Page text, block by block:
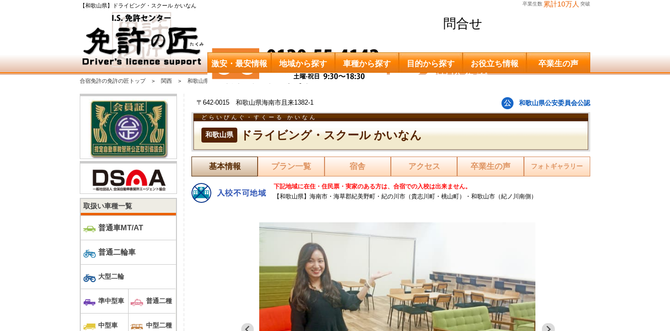
【和歌山県】ドライビング・スクール かいなん 卒業生数 累計10万人 突破
問合せ
申込希望
激安・最安情報 地域から探す 車種から探す 目的から探す お役立ち情報 卒業生の声
合宿免許の免許の匠トップ 関西 和歌山県 ドライビング・スクール かいなん
〒642-0015 和歌山県海南市且来1382-1 和歌山県公安委員会公認
和歌山県 ドライビング・スクール かいなん
どらいびんぐ・すくーる かいなん
基本情報 プラン一覧 宿舎 アクセス 卒業生の声 フォトギャラリー
下記地域に在住・住民票・実家のある方は、合宿での入校は出来ません。
【和歌山県】海南市・海草郡紀美野町・紀の川市（貴志川町・桃山町）・和歌山市（紀ノ川南側）
取扱い車種一覧
普通車MT/AT
普通二輪車
大型二輪
準中型車 普通二種
中型車 中型二種